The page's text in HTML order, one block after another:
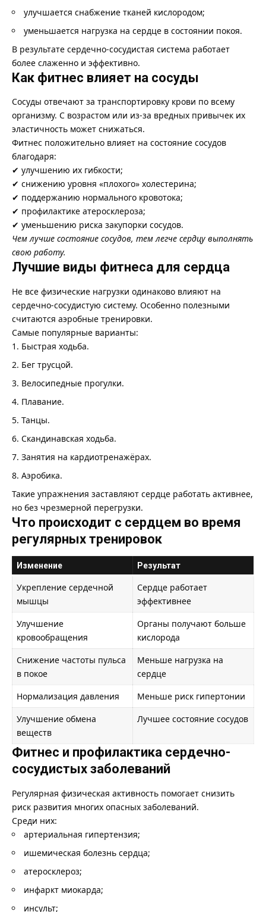
улучшается снабжение тканей кислородом;
уменьшается нагрузка на сердце в состоянии покоя.
В результате сердечно-сосудистая система работает
более слаженно и эффективно.
Как фитнес влияет на сосуды
Сосуды отвечают за транспортировку крови по всему
организму. С возрастом или из-за вредных привычек их
эластичность может снижаться.
Фитнес положительно влияет на состояние сосудов
благодаря:
✔ улучшению их гибкости;
✔ снижению уровня «плохого» холестерина;
✔ поддержанию нормального кровотока;
✔ профилактике атеросклероза;
✔ уменьшению риска закупорки сосудов.
Чем лучше состояние сосудов, тем легче сердцу выполнять
свою работу.
Лучшие виды фитнеса для сердца
Не все физические нагрузки одинаково влияют на
сердечно-сосудистую систему. Особенно полезными
считаются аэробные тренировки.
Самые популярные варианты:
Быстрая ходьба.
Бег трусцой.
Велосипедные прогулки.
Плавание.
Танцы.
Скандинавская ходьба.
Занятия на кардиотренажёрах.
Аэробика.
Такие упражнения заставляют сердце работать активнее,
но без чрезмерной перегрузки.
Что происходит с сердцем во время
регулярных тренировок
Изменение Результат
Укрепление сердечной
мышцы
Сердце работает
эффективнее
Улучшение
кровообращения
Органы получают больше
кислорода
Снижение частоты пульса
в покое
Меньше нагрузка на
сердце
Нормализация давления
Меньше риск гипертонии
Улучшение обмена
веществ
Лучшее состояние сосудов
Фитнес и профилактика сердечно-
сосудистых заболеваний
Регулярная физическая активность помогает снизить
риск развития многих опасных заболеваний.
Среди них:
артериальная гипертензия;
ишемическая болезнь сердца;
атеросклероз;
инфаркт миокарда;
инсульт;